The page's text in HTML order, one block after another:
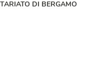
DI BERGAMO